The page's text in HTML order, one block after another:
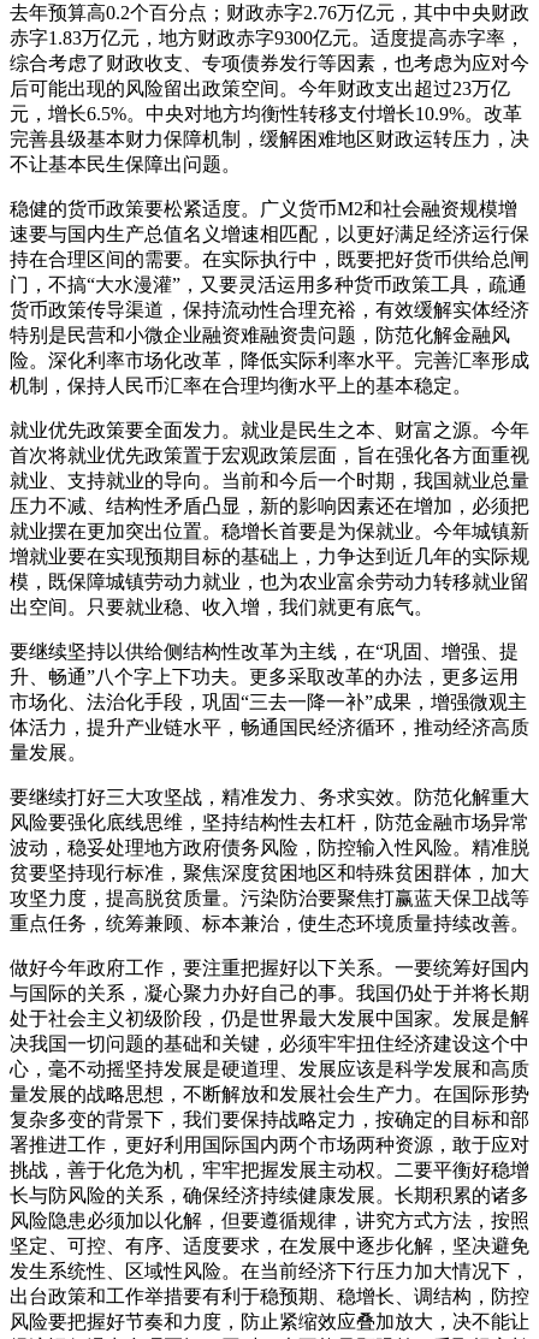
去年预算高0.2个百分点；财政赤字2.76万亿元，其中中央财政
赤字1.83万亿元，地方财政赤字9300亿元。适度提高赤字率，
综合考虑了财政收支、专项债券发行等因素，也考虑为应对今
后可能出现的风险留出政策空间。今年财政支出超过23万亿
元，增长6.5%。中央对地方均衡性转移支付增长10.9%。改革
完善县级基本财力保障机制，缓解困难地区财政运转压力，决
不让基本民生保障出问题。
稳健的货币政策要松紧适度。广义货币M2和社会融资规模增
速要与国内生产总值名义增速相匹配，以更好满足经济运行保
持在合理区间的需要。在实际执行中，既要把好货币供给总闸
门，不搞“大水漫灌”，又要灵活运用多种货币政策工具，疏通
货币政策传导渠道，保持流动性合理充裕，有效缓解实体经济
特别是民营和小微企业融资难融资贵问题，防范化解金融风
险。深化利率市场化改革，降低实际利率水平。完善汇率形成
机制，保持人民币汇率在合理均衡水平上的基本稳定。
就业优先政策要全面发力。就业是民生之本、财富之源。今年
首次将就业优先政策置于宏观政策层面，旨在强化各方面重视
就业、支持就业的导向。当前和今后一个时期，我国就业总量
压力不减、结构性矛盾凸显，新的影响因素还在增加，必须把
就业摆在更加突出位置。稳增长首要是为保就业。今年城镇新
增就业要在实现预期目标的基础上，力争达到近几年的实际规
模，既保障城镇劳动力就业，也为农业富余劳动力转移就业留
出空间。只要就业稳、收入增，我们就更有底气。
要继续坚持以供给侧结构性改革为主线，在“巩固、增强、提
升、畅通”八个字上下功夫。更多采取改革的办法，更多运用
市场化、法治化手段，巩固“三去一降一补”成果，增强微观主
体活力，提升产业链水平，畅通国民经济循环，推动经济高质
量发展。
要继续打好三大攻坚战，精准发力、务求实效。防范化解重大
风险要强化底线思维，坚持结构性去杠杆，防范金融市场异常
波动，稳妥处理地方政府债务风险，防控输入性风险。精准脱
贫要坚持现行标准，聚焦深度贫困地区和特殊贫困群体，加大
攻坚力度，提高脱贫质量。污染防治要聚焦打赢蓝天保卫战等
重点任务，统筹兼顾、标本兼治，使生态环境质量持续改善。
做好今年政府工作，要注重把握好以下关系。一要统筹好国内
与国际的关系，凝心聚力办好自己的事。我国仍处于并将长期
处于社会主义初级阶段，仍是世界最大发展中国家。发展是解
决我国一切问题的基础和关键，必须牢牢扭住经济建设这个中
心，毫不动摇坚持发展是硬道理、发展应该是科学发展和高质
量发展的战略思想，不断解放和发展社会生产力。在国际形势
复杂多变的背景下，我们要保持战略定力，按确定的目标和部
署推进工作，更好利用国际国内两个市场两种资源，敢于应对
挑战，善于化危为机，牢牢把握发展主动权。二要平衡好稳增
长与防风险的关系，确保经济持续健康发展。长期积累的诸多
风险隐患必须加以化解，但要遵循规律，讲究方式方法，按照
坚定、可控、有序、适度要求，在发展中逐步化解，坚决避免
发生系统性、区域性风险。在当前经济下行压力加大情况下，
出台政策和工作举措要有利于稳预期、稳增长、调结构，防控
风险要把握好节奏和力度，防止紧缩效应叠加放大，决不能让